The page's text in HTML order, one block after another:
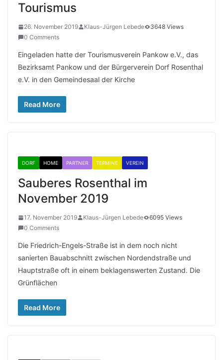
Tourismus
26. November 2019 Klaus-Jürgen Lebede
3648 Views
0 Comments
Eingeladen hatte der Tourismusverein Pankow e.V., das
Bezirksamt Pankow und der Bürgerverein Dorf Rosenthal
e.V. in den Gemeindesaal der Kirche
Read More
DORF HOME PARTNER TERMINE VEREIN
Sauberes Rosenthal im
November 2019
17. November 2019 Klaus-Jürgen Lebede
6095 Views
0 Comments
Die Friedrich-Engels-Straße ist in dem noch nicht
sanierten Bauabschnitt zwischen Nordendstraße und
Hauptstraße oft in einem beklagenswerten Zustand. Die
Grünflächen
Read More